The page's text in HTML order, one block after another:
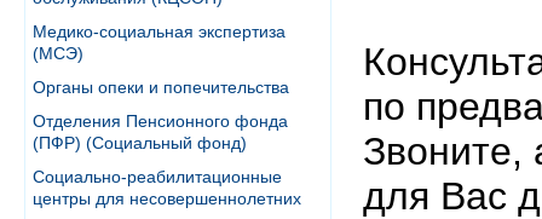
Медико-социальная экспертиза
(МСЭ)
Органы опеки и попечительства
Отделения Пенсионного фонда
(ПФР) (Социальный фонд)
Социально-реабилитационные
центры для несовершеннолетних
по
Звоните,
для Вас